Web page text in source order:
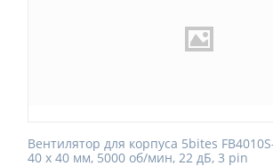
Вентилятор для корпуса 5bites
40 x 40 мм, 5000 об/мин, 22 дБ, 3 pin